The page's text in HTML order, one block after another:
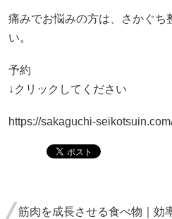
痛みでお悩みの方は、さかぐち
い。
予約
↓クリックしてください
https://sakaguchi-
筋肉を成長させる食べ物｜効